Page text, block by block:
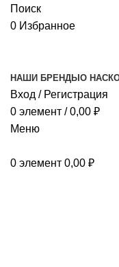
Поиск
0 Избранное
НАШИ БРЕНДЫ О НАС
Вход / Регистрация
0 элемент / 0,00 ₽
Меню
0 элемент 0,00 ₽